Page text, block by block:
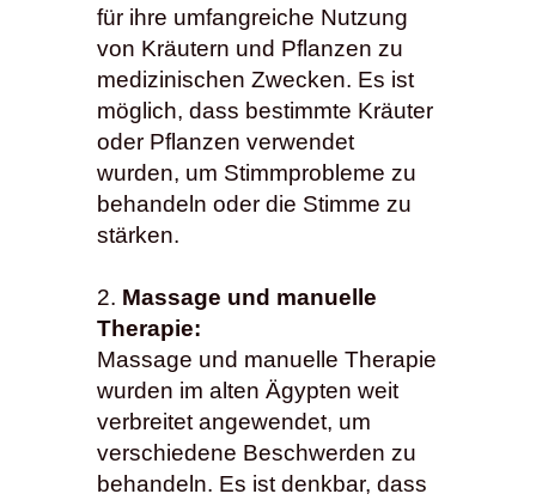
für ihre umfangreiche Nutzung
von Kräutern und Pflanzen zu
medizinischen Zwecken. Es ist
möglich, dass bestimmte Kräuter
oder Pflanzen verwendet
wurden, um Stimmprobleme zu
behandeln oder die Stimme zu
stärken.
Massage und manuelle
Therapie:
Massage und manuelle Therapie
wurden im alten Ägypten weit
verbreitet angewendet, um
verschiedene Beschwerden zu
behandeln. Es ist denkbar, dass